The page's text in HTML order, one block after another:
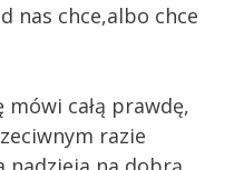
nas chce,albo chce
mówi całą prawdę,
razie